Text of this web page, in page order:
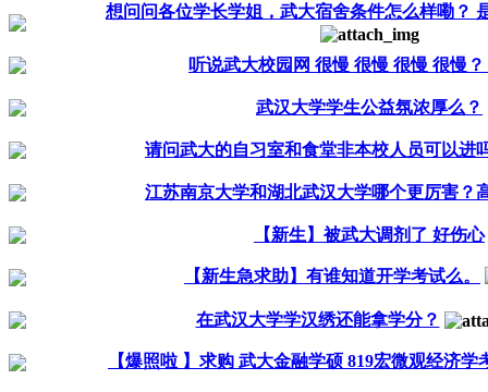
想问问各位学长学姐，武大宿舍条件怎么样嘞？
听说武大校园网 很慢 很慢 很慢 很慢
武汉大学学生公益氛浓厚么？
请问武大的自习室和食堂非本校人员可以进
江苏南京大学和湖北武汉大学哪个更厉害？
【新生】被武大调剂了 好伤心
【新生急求助】有谁知道开学考试么。
在武汉大学学汉绣还能拿学分？
【爆照啦 】求购 武大金融学硕 819宏微观经济学